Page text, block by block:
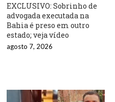
EXCLUSIVO: Sobrinho de
advogada executada na
Bahia é preso em outro
estado; veja vídeo
agosto 7, 2026